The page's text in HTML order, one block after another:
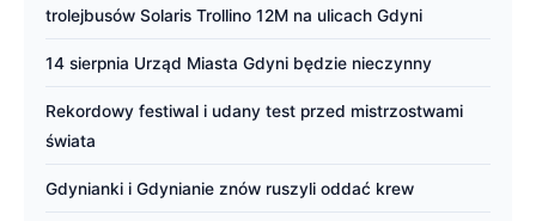
trolejbusów Solaris Trollino 12M na ulicach Gdyni
14 sierpnia Urząd Miasta Gdyni będzie nieczynny
Rekordowy festiwal i udany test przed mistrzostwami
świata
Gdynianki i Gdynianie znów ruszyli oddać krew